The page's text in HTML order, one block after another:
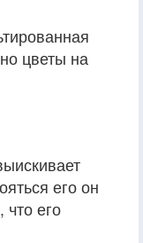
цветы на
его он
что его